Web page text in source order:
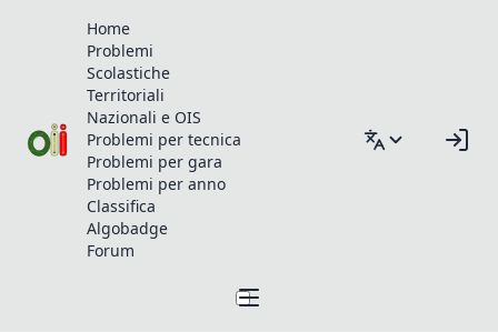
Home
Problemi
Scolastiche
Territoriali
Nazionali e OIS
Problemi per tecnica
Problemi per gara
Problemi per anno
Classifica
Algobadge
Forum